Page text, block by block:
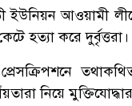
ইউনিয়ন আওয়ামী
হত্যা করে দুর্বৃত্তরা।
নিয়ে